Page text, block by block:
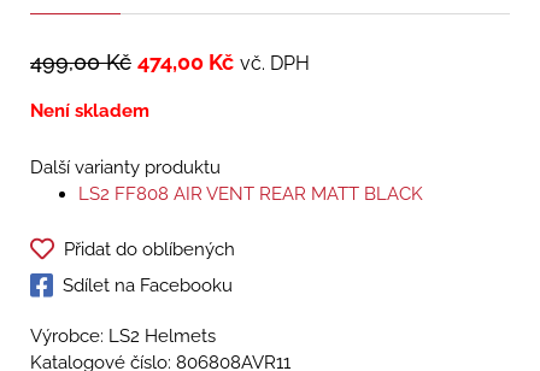
499,00Kč 474,00 Kč vč. DPH
Není skladem
Další varianty produktu
LS2 FF808 AIR VENT REAR MATT BLACK
Přidat do oblíbených
Sdílet na Facebooku
Výrobce: LS2 Helmets
Katalogové číslo: 806808AVR11